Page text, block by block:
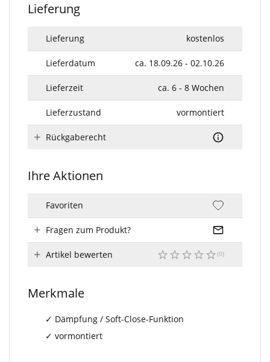
Lieferung
Lieferung kostenlos
Lieferdatum ca. 18.09.26 - 02.10.26
Lieferzeit ca. 6 - 8 Wochen
Lieferzustand vormontiert
Rückgaberecht
Ihre Aktionen
Favoriten
Fragen zum Produkt?
Artikel bewerten
Merkmale
Dämpfung / Soft-Close-Funktion
vormontiert